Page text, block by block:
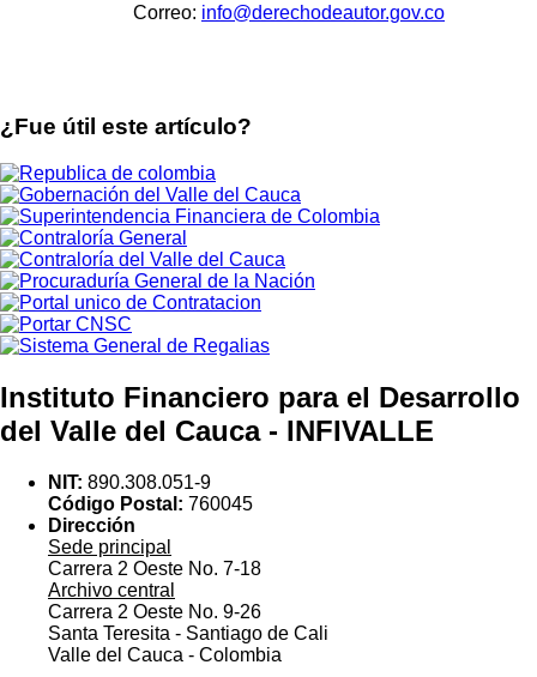
Correo: info@derechodeautor.gov.co
¿Fue útil este artículo?
Instituto Financiero para el Desarrollo
del Valle del Cauca - INFIVALLE
NIT: 890.308.051-9
Código Postal: 760045
Dirección
Sede principal
Carrera 2 Oeste No. 7-18
Archivo central
Carrera 2 Oeste No. 9-26
Santa Teresita - Santiago de Cali
Valle del Cauca - Colombia